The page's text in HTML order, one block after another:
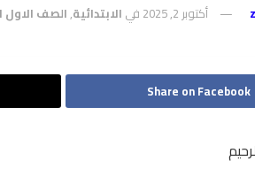
أكتوبر 2, 2025 في الابتدائية,الصف الاول
Share on Facebook